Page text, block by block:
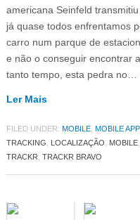
americana Seinfeld
já quase todos enfrentamos
carro num parque de
e não o conseguir encontrar
tanto tempo, esta pedra no…
Ler Mais
FILED UNDER: MOBILE, MOBILE
TRACKING
LOCALIZAÇÃO MOBILE,
TRACKR TRACKR BRAVO